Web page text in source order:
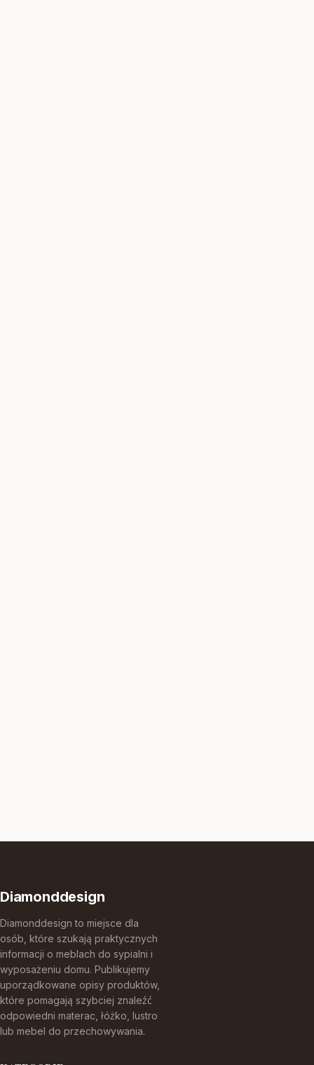
Diamonddesign
Diamonddesign to miejsce dla
osób, które szukają praktycznych
informacji o meblach do sypialni i
wyposażeniu domu. Publikujemy
uporządkowane opisy produktów,
które pomagają szybciej znaleźć
odpowiedni materac, łóżko, lustro
lub mebel do przechowywania.